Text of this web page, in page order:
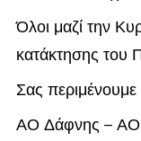
Όλοι μαζί την
κατάκτησης του
Σας περιμένουμε
ΑΟ Δάφνης –